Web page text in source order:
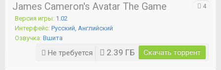
James Cameron's Avatar The Game
Версия игры: 1.02
Интерфейс: Русский, Английский
Озвучка: Вшита
Не требуется 2.39 ГБ Скачать торрент
4